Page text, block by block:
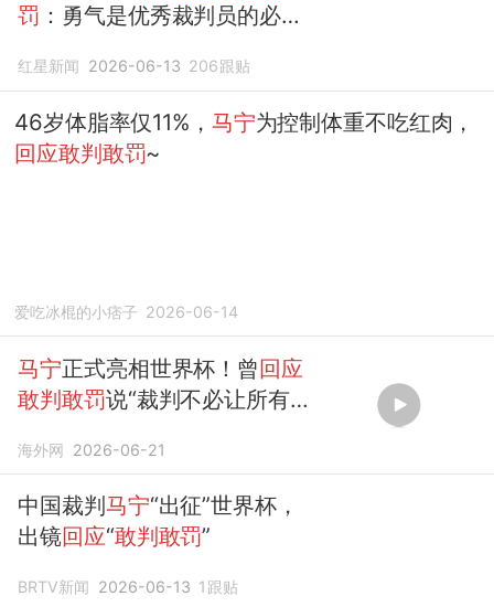
罚 ：勇气是优秀裁判员的必备
有人喜欢
红星新闻 2026-06-13 206跟贴
46岁体脂率仅11%， 马宁为控制体重不吃红肉，
回应敢判敢罚~
爱吃冰棍的小痞子 2026-06-14
马宁正式亮相世界杯！曾回应
敢判敢罚说“裁判不必让所有人
海外网 2026-06-21
中国裁判 马宁“出征”世界杯，
出镜回应“敢判敢罚”
BRTV新闻 2026-06-13 1 跟贴